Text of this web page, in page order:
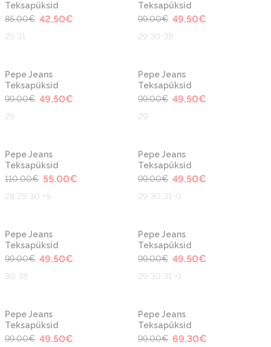
Teksapüksid
85.00€ 42.50€
29 31
Teksapüksid
99.00€ 49.50€
29 30 38
-50%
Pepe Jeans
Teksapüksid
99.00€ 49.50€
29
-50%
Pepe Jeans
Teksapüksid
99.00€ 49.50€
29
-50%
Pepe Jeans
Teksapüksid
110.00€ 55.00€
28 29 30 +5
-50%
Pepe Jeans
Teksapüksid
99.00€ 49.50€
29 30 31 +1
-50%
Pepe Jeans
Teksapüksid
99.00€ 49.50€
30 38
-50%
Pepe Jeans
Teksapüksid
99.00€ 49.50€
29 30 31 +1
-50%
Pepe Jeans
Teksapüksid
99.00€ 49.50€
-30%
Pepe Jeans
Teksapüksid
99.00€ 69.30€